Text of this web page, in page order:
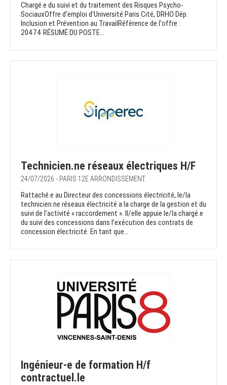
Chargé.e du suivi et du traitement des Risques Psycho-
SociauxOffre d'emploi d'Université Paris Cité, DRHO Dép.
Inclusion et Prévention au TravailRéférence de l'offre :
20474 RÉSUMÉ DU POSTE...
Technicien.ne réseaux électriques H/F
24/07/2026 - PARIS 12E ARRONDISSEMENT
Rattaché.e au Directeur des concessions électricité, le/la
technicien.ne réseaux électricité a la charge de la gestion et du
suivi de l’activité « raccordement ». Il/elle appuie le/la chargé.e
du suivi des concessions dans l’exécution des contrats de
concession électricité. En tant que...
Ingénieur-e de formation H/f
contractuel.le